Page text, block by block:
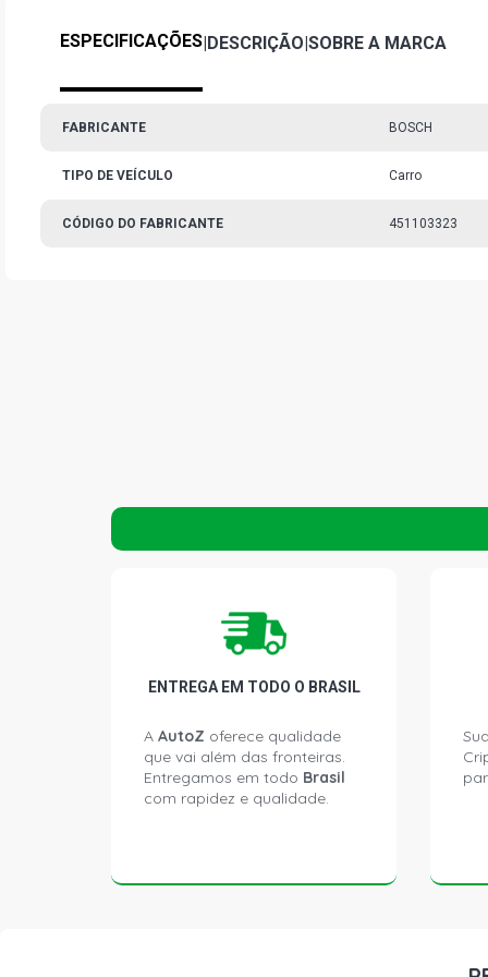
ESPECIFICAÇÕES|DESCRIÇÃO|SOBRE A MARCA
FABRICANTE BOSCH
TIPO DE VEÍCULO Carro
CÓDIGO DO FABRICANTE 451103323
ENTREGA EM TODO O BRASIL
A AutoZ oferece qualidade
que vai além das fronteiras.
Entregamos em todo Brasil
com rapidez e qualidade.